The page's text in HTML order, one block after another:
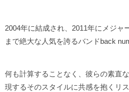
2004年に結成され、2011年にメジャ
まで絶大な人気を誇るバンドback
何も計算することなく、彼らの素直
現するそのスタイルに共感を抱くリ